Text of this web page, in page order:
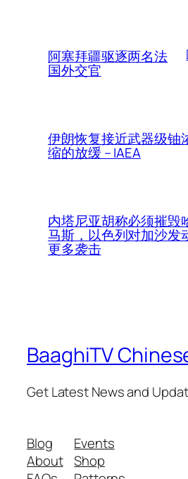
阿塞拜疆驱逐两名法
国外交官
伊朗恢复接近武器级铀
缩的放缓 – IAEA
内塔尼亚胡称必须摧毁
马斯，以色列对加沙发
更多袭击
BaaghiTV
Get Latest News and
Blog
About
Events
Shop